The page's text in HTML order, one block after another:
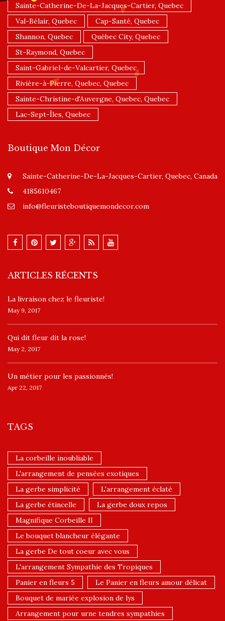
Sainte-Catherine-De-La-Jacques-Cartier, Quebec
Val-Bélair, Quebec
Cap-Santé, Quebec
Shannon, Quebec
Québec City, Quebec
St-Raymond, Quebec
Saint-Gabriel-de-Valcartier, Quebec
Rivière-à-Pierre, Quebec, Quebec
Sainte-Christine-d'Auvergne, Quebec, Quebec
Lac-Sept-Îles, Quebec
Boutique Mon Décor
Sainte-Catherine-De-La-Jacques-Cartier, Quebec, Canada
4185610467
info@fleuristeboutiquemondecor.com
ARTICLES RÉCENTS
La livraison chez le fleuriste!
May 9, 2017
​Qui dit fleur dit la rose!
May 2, 2017
Un ​métier pour les passionnés​!
Apr 22, 2017
TAGS
La corbeille inoubliable
L'arrangement de pensées exotiques
La gerbe simplicité
L'arrangement éclaté
La gerbe étincelle
La gerbe doux repos
Magnifique Corbeille II
Le bouquet blancheur élégante
La gerbe De tout coeur avec vous
L'arrangement Sympathie des Tropiques
Panier en fleurs 5
Le Panier en fleurs amour délicat
Bouquet de mariée explosion de lys
Arrangement pour urne tendres sympathies